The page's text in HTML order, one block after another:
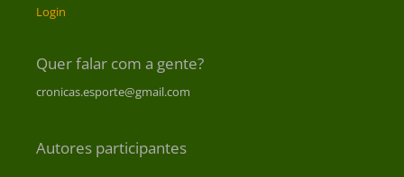
Login
Quer falar com a gente?
cronicas.esporte@gmail.com
Autores participantes